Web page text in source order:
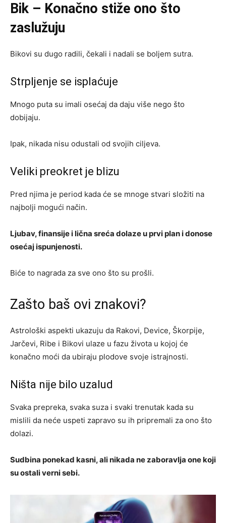
Bik – Konačno stiže ono što
zaslužuju
Bikovi su dugo radili, čekali i nadali se boljem sutra.
Strpljenje se isplaćuje
Mnogo puta su imali osećaj da daju više nego što
dobijaju.
Ipak, nikada nisu odustali od svojih ciljeva.
Veliki preokret je blizu
Pred njima je period kada će se mnoge stvari složiti na
najbolji mogući način.
Ljubav, finansije i lična sreća dolaze u prvi plan i donose
osećaj ispunjenosti.
Biće to nagrada za sve ono što su prošli.
Zašto baš ovi znakovi?
Astrološki aspekti ukazuju da Rakovi, Device, Škorpije,
Jarčevi, Ribe i Bikovi ulaze u fazu života u kojoj će
konačno moći da ubiraju plodove svoje istrajnosti.
Ništa nije bilo uzalud
Svaka prepreka, svaka suza i svaki trenutak kada su
mislili da neće uspeti zapravo su ih pripremali za ono što
dolazi.
Sudbina ponekad kasni, ali nikada ne zaboravlja one koji
su ostali verni sebi.